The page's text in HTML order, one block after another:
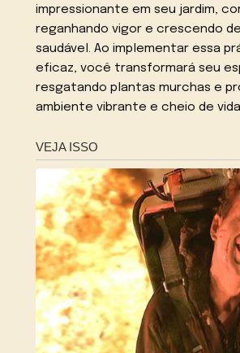
impressionante em seu jardim,
reganhando vigor e crescendo
saudável. Ao implementar essa
eficaz, você transformará seu
resgatando plantas murchas e
ambiente vibrante e cheio de